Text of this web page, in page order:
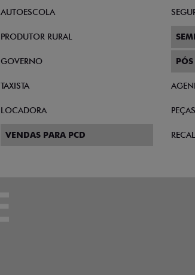
AUTOESCOLA
PRODUTOR RURAL
GOVERNO
TAXISTA
LOCADORA
VENDAS PARA PCD